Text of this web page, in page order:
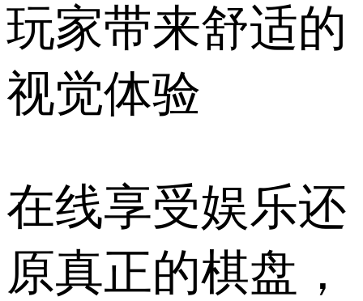
玩家带来舒适的
视觉体验
在线享受娱乐还
原真正的棋盘，